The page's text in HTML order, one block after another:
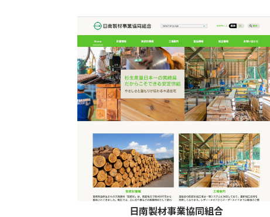
日南製材事業協同組合